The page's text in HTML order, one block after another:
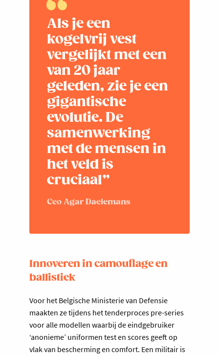
Als je een
kogelvrij vest
vergelijkt met een
van 20 jaar
geleden, zie je een
gigantische
evolutie. De
samenwerking
met de mensen in
het veld is
cruciaal”
Ceo Agar Daelemans
Innoveren in camouflage en
ballistiek
Voor het Belgische Ministerie van Defensie
maakten ze tijdens het tenderproces pre-series
voor alle modellen waarbij de eindgebruiker
‘anonieme’ uniformen test en scores geeft op
vlak van bescherming en comfort. Een militair is